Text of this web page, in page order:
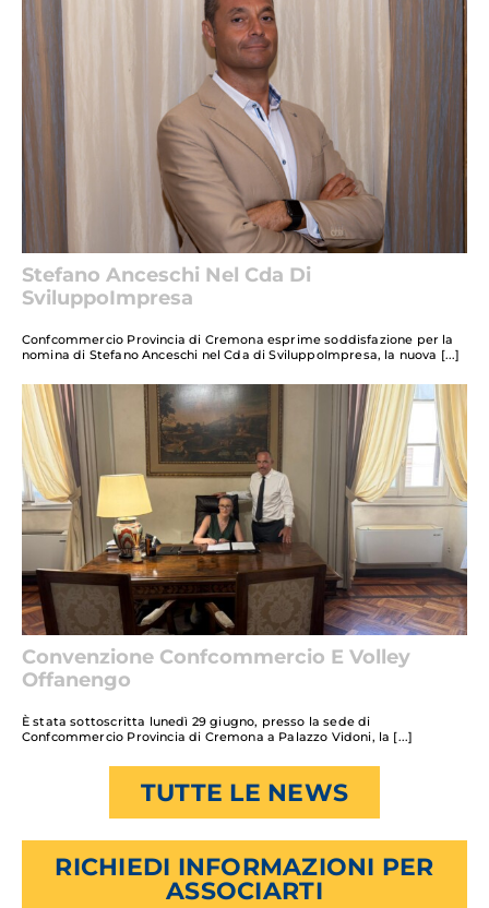
Stefano Anceschi Nel Cda Di
SviluppoImpresa
Confcommercio Provincia di Cremona esprime soddisfazione per la
nomina di Stefano Anceschi nel Cda di SviluppoImpresa, la nuova
Convenzione Confcommercio E Volley
Offanengo
È stata sottoscritta lunedì 29 giugno, presso la sede di
Confcommercio Provincia di Cremona a Palazzo Vidoni, la
TUTTE LE NEWS
RICHIEDI INFORMAZIONI PER
ASSOCIARTI